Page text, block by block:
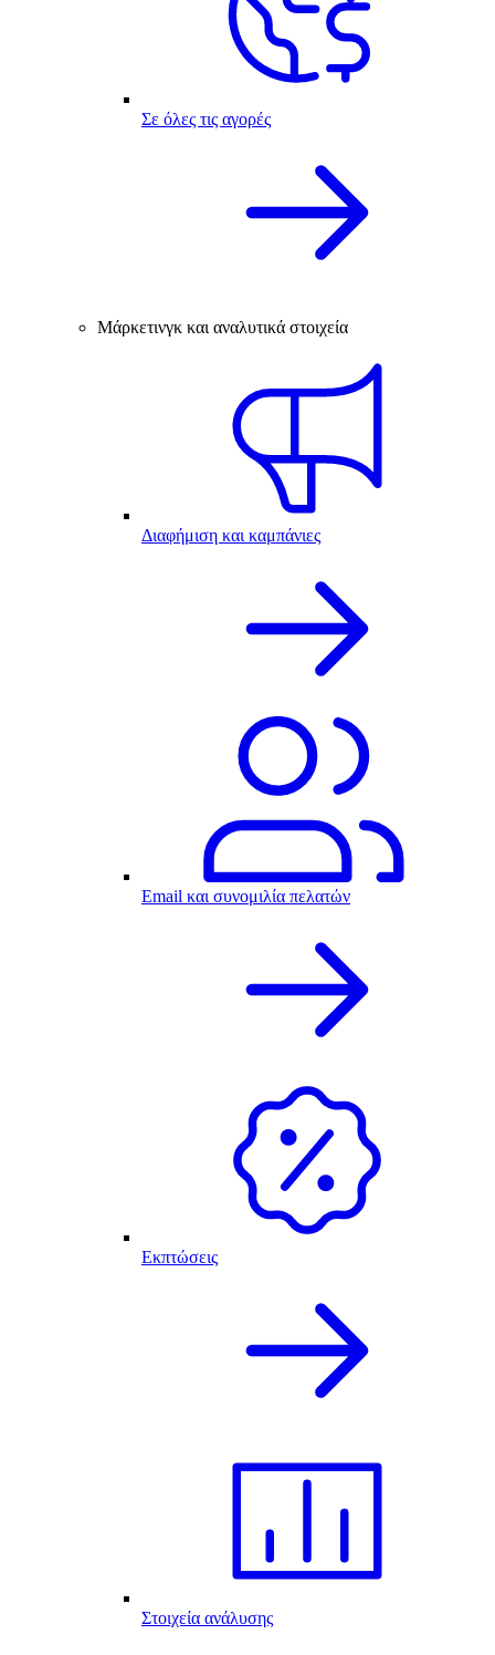
Σε όλες τις αγορές
Μάρκετινγκ και αναλυτικά στοιχεία
Διαφήμιση και καμπάνιες
Email και συνομιλία πελατών
Εκπτώσεις
Στοιχεία ανάλυσης